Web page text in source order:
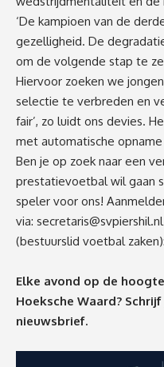
‘De kampioen van de
gezelligheid. De
om de volgende stap te
Hiervoor zoeken we
selectie te verbreden en
fair’, zo luidt ons devies.
met automatische
Ben je op zoek naar een
prestatievoetbal wil gaan
speler voor ons!
via: secretaris@svpiershil.nl
(bestuurslid voetbal
Elke avond op de
Hoeksche Waard?
nieuwsbrief.